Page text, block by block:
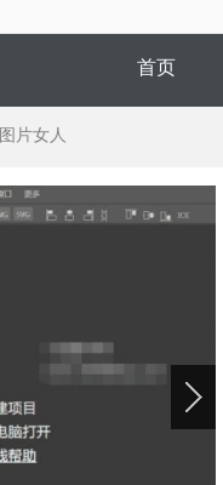
首页
图片女人